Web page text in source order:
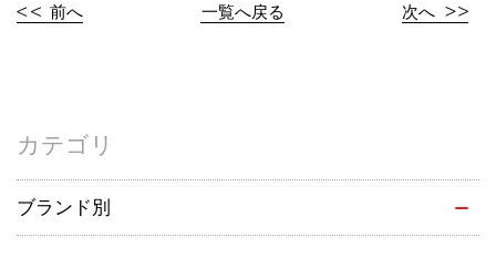
前へ 一覧へ戻る 次へ
カテゴリ
ブランド別